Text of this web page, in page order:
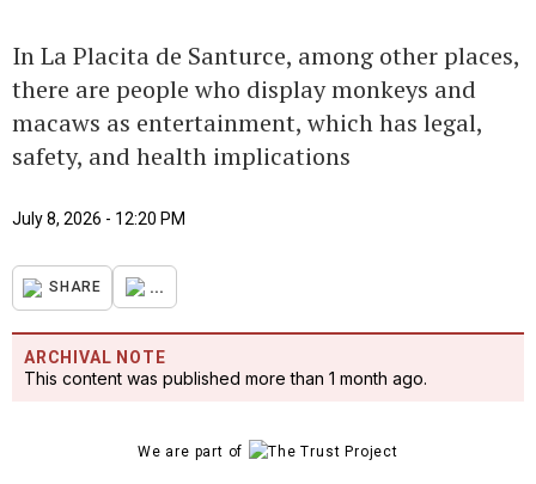
In La Placita de Santurce, among other places,
there are people who display monkeys and
macaws as entertainment, which has legal,
safety, and health implications
July 8, 2026 - 12:20 PM
SHARE ...
ARCHIVAL NOTE
This content was published more than 1 month ago.
We are part of